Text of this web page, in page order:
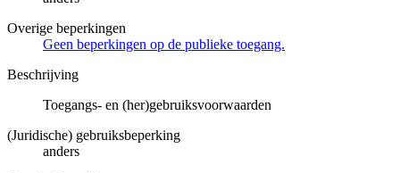
Overige beperkingen
Geen beperkingen op de publieke toegang.
Beschrijving
Toegangs- en (her)gebruiksvoorwaarden
(Juridische) gebruiksbeperking
anders